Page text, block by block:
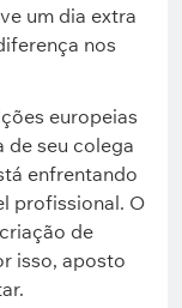
um dia extra
nos
europeias
de seu colega
enfrentando
profissional. O
de
isso, aposto